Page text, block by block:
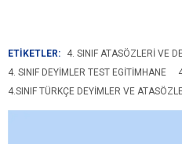
ETİKETLER:
4. SINIF ATASÖZLERI VE
4. SINIF DEYIMLER TEST EGITIMHANE
4.SINIF TÜRKÇE DEYIMLER VE